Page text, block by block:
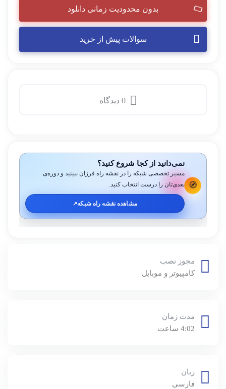
بدون محدودیت زمانی دانلود
سوالات پیش از خرید
0 دیدگاه
🧭
نمی‌دانید از کجا شروع کنید؟
مسیر تخصصی شبکه را در نقشه راه فرزان ببینید و دوره‌ی
بعدی‌تان را درست انتخاب کنید.
مشاهده نقشه راه شبکه↗️
مجوز نصب
کامپیوتر و موبایل
مدت زمان
4:02 ساعت
زبان
فارسی